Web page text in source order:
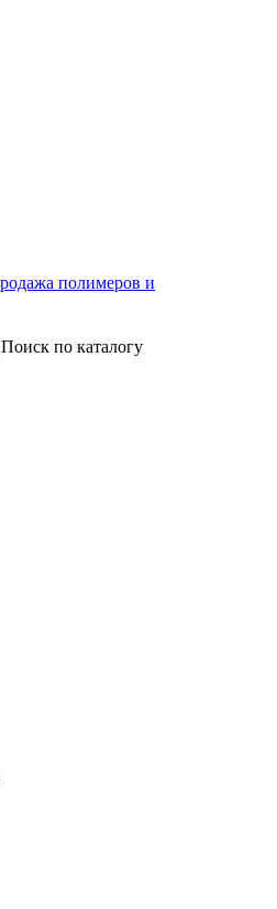
Поиск по каталогу